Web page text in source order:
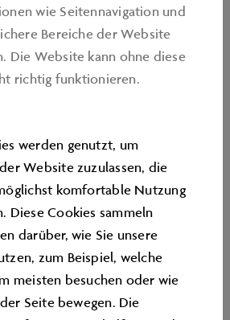
Teilzeitbeschäftigte
wie Seitennavigation und
Bereiche der Website
Die Website kann ohne diese
richtig funktionieren.
werden genutzt, um
Website zuzulassen, die
komfortable Nutzung
Diese Cookies sammeln
darüber, wie Sie unsere
zum Beispiel, welche
meisten besuchen oder wie
Seite bewegen. Die